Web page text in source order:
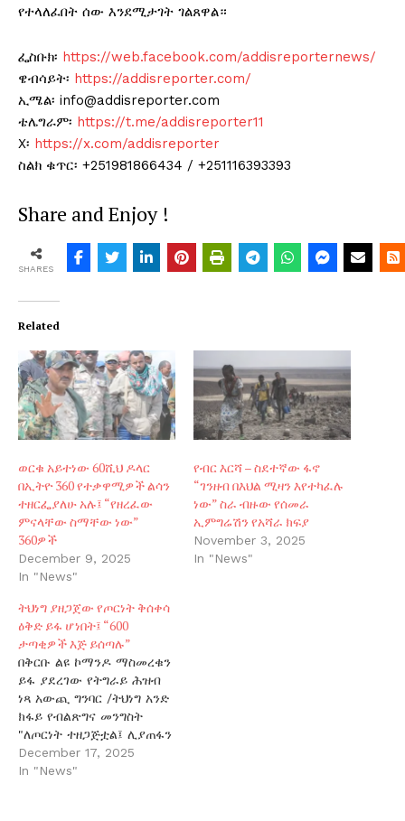
የተላለፈበት ሰው እንደሚታገት ገልጸዋል።
ፌስቡክ፡ https://web.facebook.com/addisreporternews/
ዌብሳይት፡ https://addisreporter.com/
ኢሜል፡ info@addisreporter.com
ቴሌግራም፡ https://t.me/addisreporter11
X፡ https://x.com/addisreporter
ስልክ ቁጥር፡ +251981866434 / +251116393393
Share and Enjoy !
SHARES
Related
ወርቁ አይተነው 60ሺህ ዶላር
በኢትዮ 360 የተቃዋሚዎች ልሳን
ተዘርፌያለሁ አሉ፤ “የዘረፈው
ምናላቸው ስማቸው ነው”
360ዎች
December 9, 2025
In "News"
የብር እርሻ – ስደተኛው ፋኖ
“ገንዘብ በእህል ሚዛን እየተካፈሉ
ነው” ስራ ብዙው የሰመራ
ኢምግሬሽን የአሻራ ክፍያ
November 3, 2025
In "News"
ትህነግ ያዘጋጀው የጦርነት ቅሰቀሳ
ዕቅድ ይፋ ሆነበት፤ “600
ታጣቂዎች እጅ ይሰጣሉ”
በቅርቡ ልዩ ኮማንዶ ማስመረቁን
ይፋ ያደረገው የትግራይ ሕዝብ
ነጻ አውጪ ግንባር /ትህነግ አንድ
ክፋይ የብልጽግና መንግስት
"ለጦርነት ተዘጋጅቷል፤ ሊያጠፋን
ነው" በሚል ያዘጋጀው
የፕሮፓጋንዳ ሰነድ ይፋ ሆነበት።
December 17, 2025
In "News"